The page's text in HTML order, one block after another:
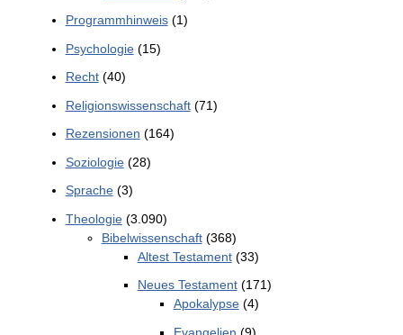
Programmhinweis(1)
Psychologie(15)
Recht(40)
Religionswissenschaft(71)
Rezensionen (164)
Soziologie(28)
Sprache(3)
Theologie(3.090)
Bibelwissenschaft(368)
Altest Testament(33)
Neues Testament(171)
Apokalypse(4)